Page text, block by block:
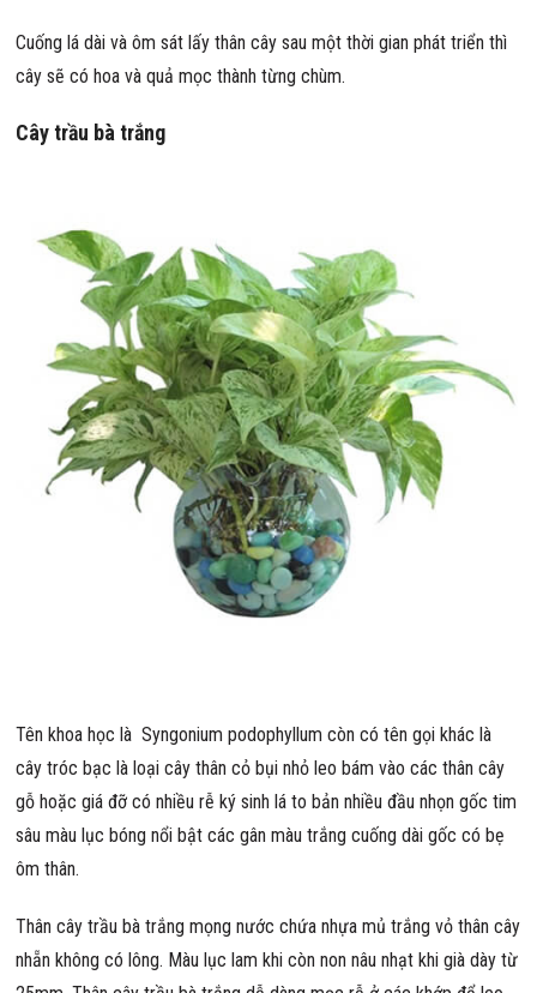
Cuống lá dài và ôm sát lấy thân cây sau một thời gian phát triển thì
cây sẽ có hoa và quả mọc thành từng chùm.
Cây trầu bà trắng
Tên khoa học là Syngonium podophyllum còn có tên gọi khác là
cây tróc bạc là loại cây thân cỏ bụi nhỏ leo bám vào các thân cây
gỗ hoặc giá đỡ có nhiều rễ ký sinh lá to bản nhiều đầu nhọn gốc tim
sâu màu lục bóng nổi bật các gân màu trắng cuống dài gốc có bẹ
ôm thân.
Thân cây trầu bà trắng mọng nước chứa nhựa mủ trắng vỏ thân cây
nhẵn không có lông. Màu lục lam khi còn non nâu nhạt khi già dày từ